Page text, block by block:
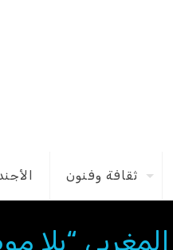
ثقافة وفنون
“بلا